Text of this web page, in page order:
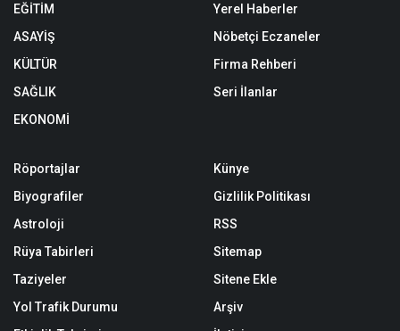
EĞİTİM
ASAYİŞ
KÜLTÜR
SAĞLIK
EKONOMİ
Yerel Haberler
Nöbetçi Eczaneler
Firma Rehberi
Seri İlanlar
Röportajlar
Biyografiler
Astroloji
Rüya Tabirleri
Taziyeler
Yol Trafik Durumu
Künye
Gizlilik Politikası
RSS
Sitemap
Sitene Ekle
Arşiv